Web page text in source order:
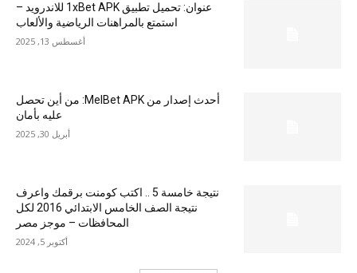
عنوان: تحميل تطبيق 1xBet APK للاندرويد –
استمتع بالمراهنات الرياضية والألعاب
أغسطس 13, 2025
أحدث إصدار من MelBet APK: من أين تحصل
عليه بأمان
أبريل 30, 2025
نتيجة خامسة 5 .. اكتب كومنت برقمك واعرف
نتيجة الصف الخامس الابتدائي 2016 لكل
المحافظات – موجز مصر
أكتوبر 5, 2024